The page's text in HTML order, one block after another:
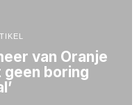
van Oranje
geen boring